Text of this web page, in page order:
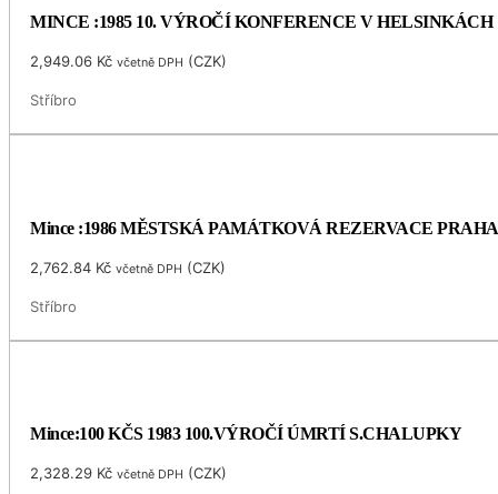
MINCE :1985 10. VÝROČÍ KONFERENCE V HELSINKÁCH
2,949.06 Kč včetně DPH (CZK)
Stříbro
Mince :1986 MĚSTSKÁ PAMÁTKOVÁ REZERVACE PRAHA
2,762.84 Kč včetně DPH (CZK)
Stříbro
Mince:100 KČS 1983 100.VÝROČÍ ÚMRTÍ S.CHALUPKY
2,328.29 Kč včetně DPH (CZK)